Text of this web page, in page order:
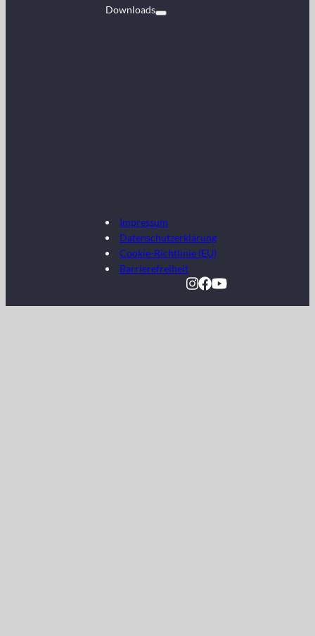
Downloads
Impressum
Datenschutzerklärung
Cookie-Richtlinie (EU)
Barrierefreiheit